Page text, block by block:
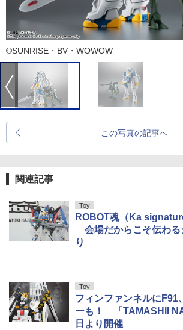
©SUNRISE・BV・WOWOW
この写真の記事へ
関連記事
Toy
ROBOT魂（Ka
会場だからこそ伝わる
り
Toy
フィンファンネルにF91
ーも！ 「TAMASHII
日より開催